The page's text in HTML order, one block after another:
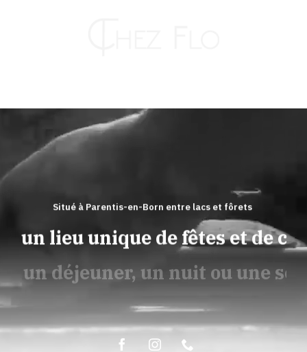
RESTAURANT
TRAITEUR
KAHUT
ÉPICERIE FINE
Situé à Parentis-en-Born entre lacs et fôrets
un lieu unique de fêtes et de
un déjeuner, un nuit ou une